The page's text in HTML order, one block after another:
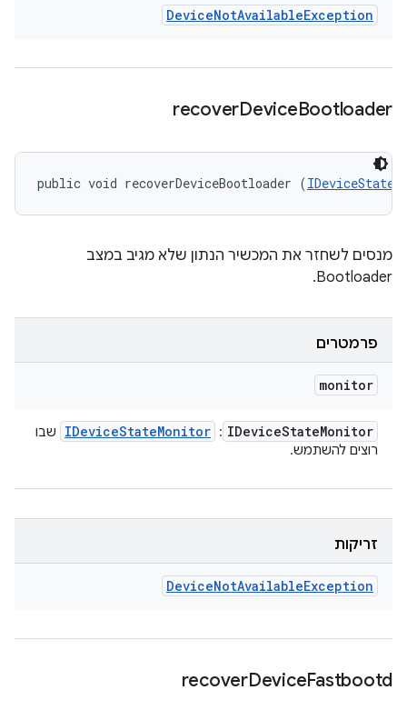
DeviceNotAvailableException
recoverDeviceBootloader
public void recoverDeviceBootloader (
מנסים לשחזר את המכשיר הנתון שלא מגיב במצב
Bootloader.
פרמטרים
monitor
IDeviceStateMonitor
:
IDeviceStateMonitor
שבו
רוצים להשתמש.
זריקות
DeviceNotAvailableException
recoverDeviceFastbootd